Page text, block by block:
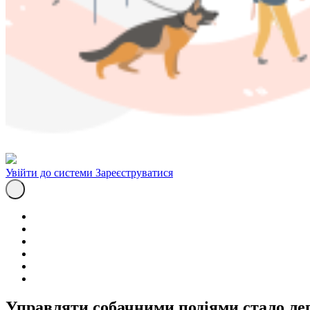
Увійти до системи Зареєструватися